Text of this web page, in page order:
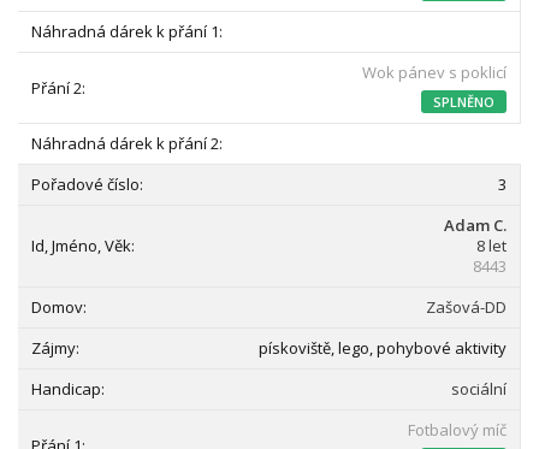
Wok pánev s poklicí
SPLNĚNO
3
Adam C.
8 let
8443
Zašová-DD
pískoviště, lego, pohybové aktivity
sociální
Fotbalový míč